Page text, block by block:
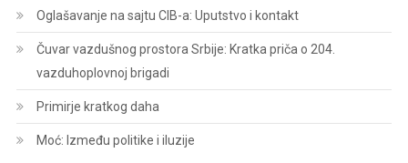
Oglašavanje na sajtu CIB-a: Uputstvo i kontakt
Čuvar vazdušnog prostora Srbije: Kratka priča o 204.
vazduhoplovnoj brigadi
Primirje kratkog daha
Moć: Između politike i iluzije